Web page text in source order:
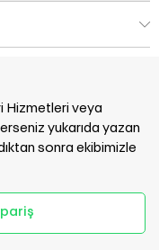
Hizmetleri veya
yukarıda yazan
sonra ekibimizle